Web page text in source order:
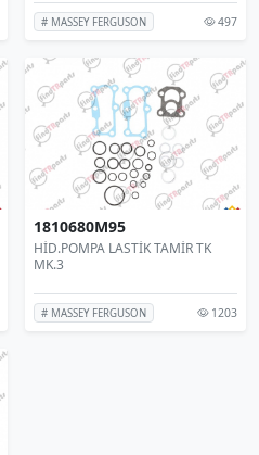
# MASSEY FERGUSON 497
1810680M95
HİD.POMPA LASTİK TAMİR TK
MK.3
# MASSEY FERGUSON 1203